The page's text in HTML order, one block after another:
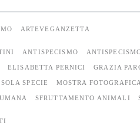
ARTEVEGANZETTA
ANTISPECISMO
ELISABETTA PERNICI GRAZIA
SPECIE MOSTRA
SFRUTTAMENTO ANIMALI